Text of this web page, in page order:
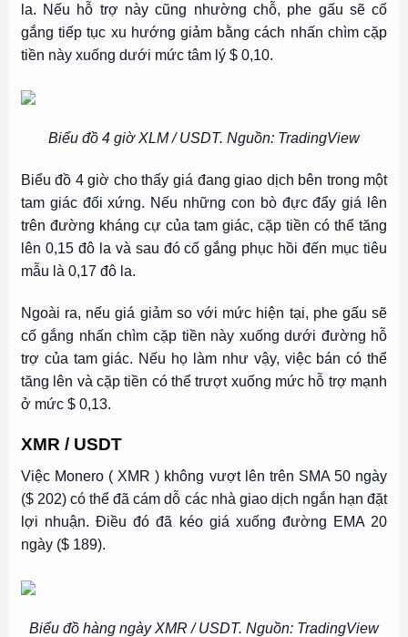
la. Nếu hỗ trợ này cũng nhường chỗ, phe gấu sẽ cố
gắng tiếp tục xu hướng giảm bằng cách nhấn chìm cặp
tiền này xuống dưới mức tâm lý $ 0,10.
Biểu đồ 4 giờ XLM / USDT. Nguồn: TradingView
Biểu đồ 4 giờ cho thấy giá đang giao dịch bên trong một
tam giác đối xứng. Nếu những con bò đực đẩy giá lên
trên đường kháng cự của tam giác, cặp tiền có thể tăng
lên 0,15 đô la và sau đó cố gắng phục hồi đến mục tiêu
mẫu là 0,17 đô la.
Ngoài ra, nếu giá giảm so với mức hiện tại, phe gấu sẽ
cố gắng nhấn chìm cặp tiền này xuống dưới đường hỗ
trợ của tam giác. Nếu họ làm như vậy, việc bán có thể
tăng lên và cặp tiền có thể trượt xuống mức hỗ trợ mạnh
ở mức $ 0,13.
XMR / USDT
Việc Monero ( XMR ) không vượt lên trên SMA 50 ngày
($ 202) có thể đã cám dỗ các nhà giao dịch ngắn hạn đặt
lợi nhuận. Điều đó đã kéo giá xuống đường EMA 20
ngày ($ 189).
Biểu đồ hàng ngày XMR / USDT. Nguồn: TradingView